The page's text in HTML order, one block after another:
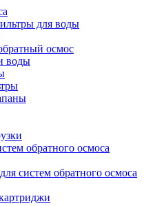
для воды
осмос
воды
обратного осмоса
систем обратного осмоса